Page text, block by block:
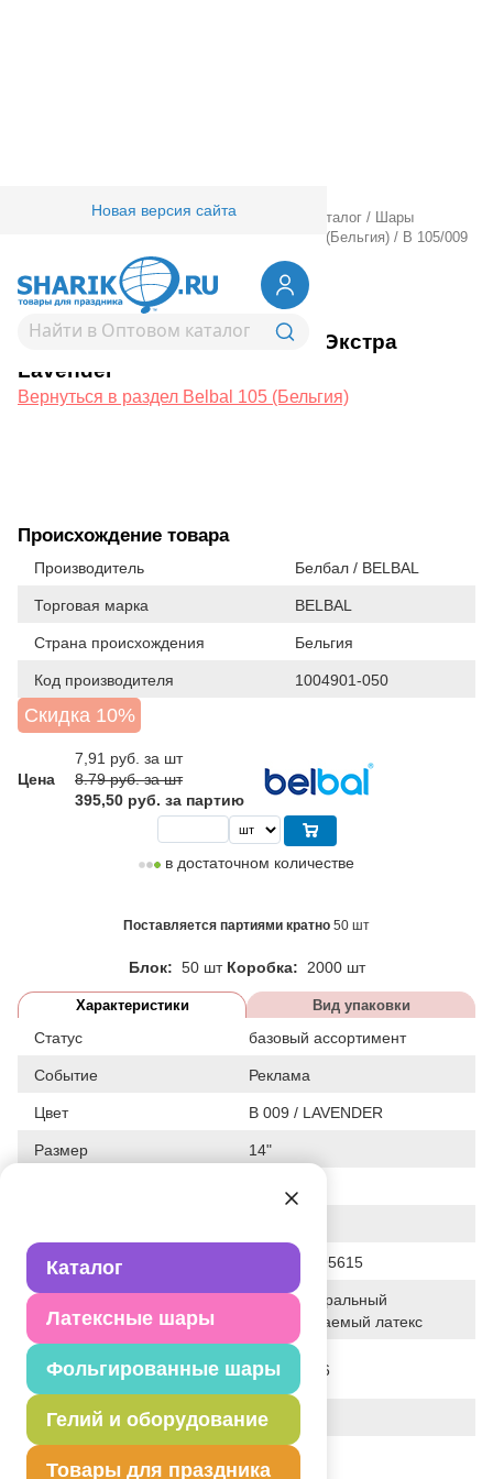
Каталог
Латексные шары
Фольгированные шары
Гелий и оборудование
Товары для праздника
Новая версия сайта
Товары для праздника/ Оптовый каталог /
Шары
Belbal 105 (Бельгия) / В 105/009
Пастель Экстра Lavender
1102-0008В 105/009 Пастель Экстра
Lavender
Вернуться в раздел Belbal 105 (Бельгия)
Происхождение товара
Производитель Белбал / BELBAL
Торговая марка BELBAL
Страна происхождения Бельгия
Код производителя 1004901-050
Скидка 10%
Цена
7,91 руб. за шт
8.79 руб. за шт
395,50 руб. за партию
в достаточном количестве
Поставляется партиями кратно 50 шт
Блок: 50 шт Коробка: 2000 шт
Характеристики Вид упаковки
Статус базовый ассортимент
Событие Реклама
Цвет B 009 / LAVENDER
Размер 14"
Штрих код 2905930095615
Исходный материал
100% натуральный
биоразлагаемый латекс
Дата последнего
изменения элемента
02-08-2026
Вес 3.900 г
Описание товара